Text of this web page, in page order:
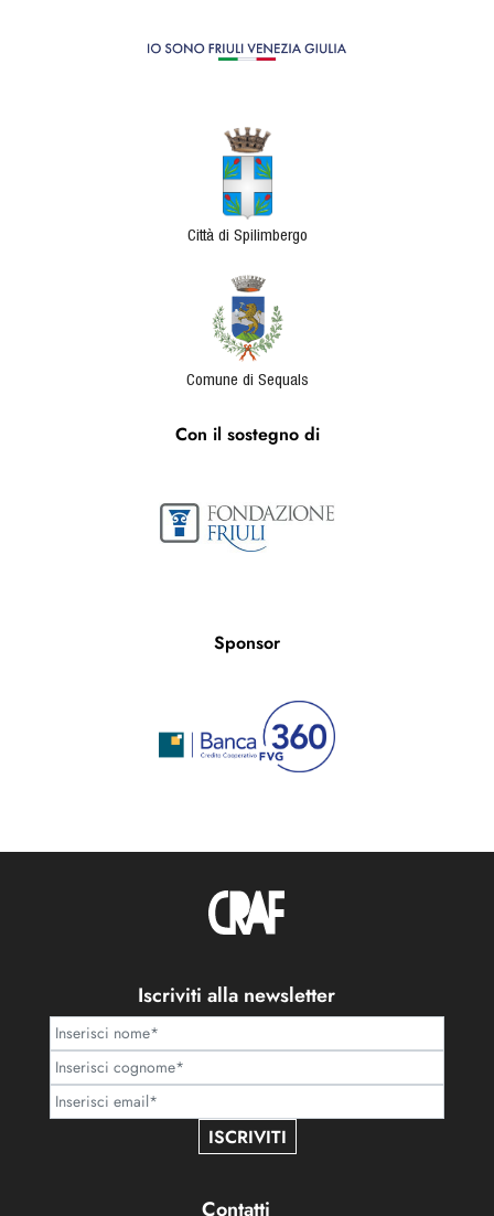
Città di Spilimbergo
Comune di Sequals
Con il sostegno di
Sponsor
Contatti
Iscriviti alla newsletter
ISCRIVITI